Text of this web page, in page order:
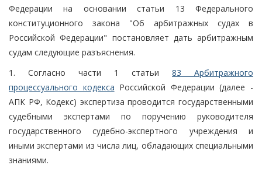
Федерации на основании статьи 13 Федерального
конституционного закона "Об арбитражных судах в
Российской Федерации" постановляет дать арбитражным
судам следующие разъяснения.
1. Согласно части 1 статьи 83 Арбитражного
процессуального кодекса Российской Федерации (далее -
АПК РФ, Кодекс) экспертиза проводится государственными
судебными экспертами по поручению руководителя
государственного судебно-экспертного учреждения и
иными экспертами из числа лиц, обладающих специальными
знаниями.